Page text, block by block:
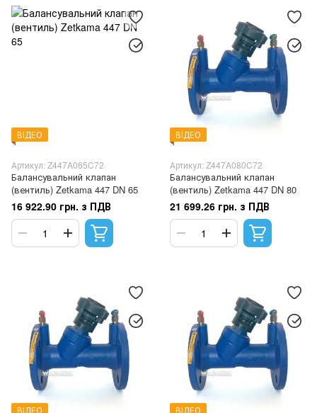
ВІДЕО
Артикул: Z447A065C72
Балансувальний клапан
(вентиль) Zetkama 447 DN 65
16 922.90 грн. з ПДВ
ВІДЕО
Артикул: Z447A080C72
Балансувальний клапан
(вентиль) Zetkama 447 DN 80
21 699.26 грн. з ПДВ
ВІДЕО ВІДЕО